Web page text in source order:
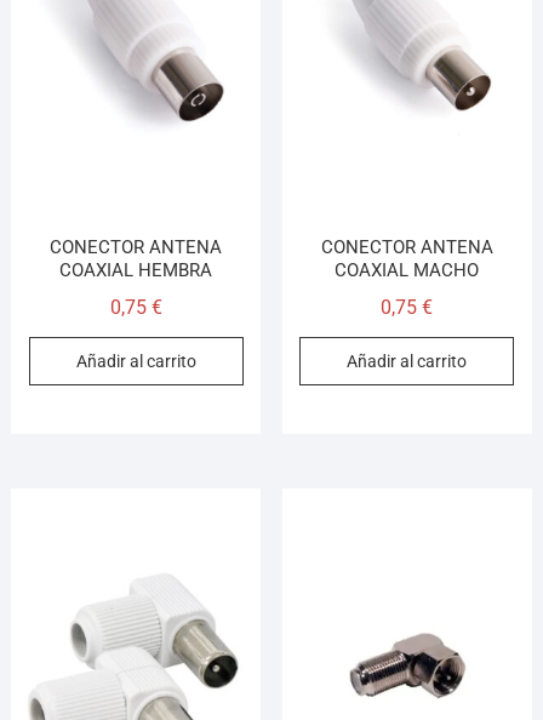
CONECTOR ANTENA
COAXIAL HEMBRA
0,75 €
Añadir al carrito
CONECTOR ANTENA
COAXIAL MACHO
0,75€
Añadir al carrito